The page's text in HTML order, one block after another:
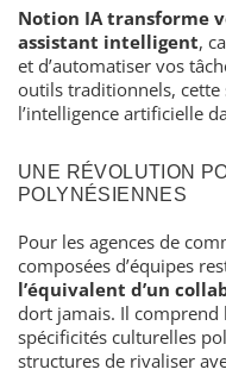
Notion IA transforme
assistant intelligent,
et d’automatiser vos
outils traditionnels,
l’intelligence artificielle
UNE RÉVOLUTION
POLYNÉSIENNES
Pour les agences de
composées d’équipes
l’équivalent d’un
dort jamais. Il comprend
spécificités culturelles
structures de rivaliser